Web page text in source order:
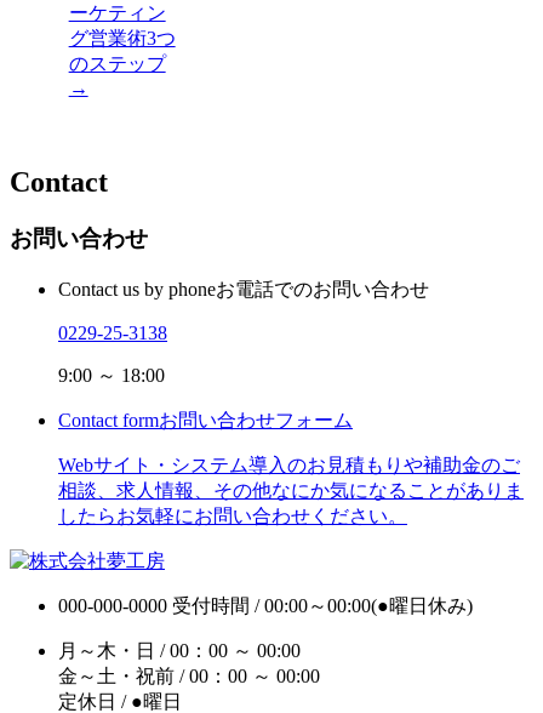
ーケティン
グ営業術3つ
のステップ
→
Contact
お問い合わせ
Contact us by phoneお電話でのお問い合わせ
0229-25-3138
9:00 ～ 18:00
Contact formお問い合わせフォーム
Webサイト・システム導入のお見積もりや補助金のご
相談、求人情報、その他なにか気になることがありま
したらお気軽にお問い合わせください。
000-000-0000 受付時間 / 00:00～00:00(●曜日休み)
月～木・日 / 00：00 ～ 00:00
金～土・祝前 / 00：00 ～ 00:00
定休日 / ●曜日